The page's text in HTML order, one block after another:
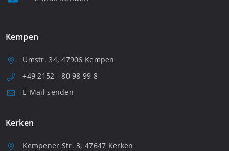
Kempen
Umstr. 34, 47906 Kempen
+49 2152 - 80 98 99 8
E-Mail senden
Kerken
Kempener Str. 3, 47647 Kerken